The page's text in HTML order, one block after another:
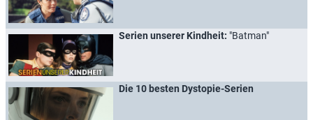
Serien unserer Kindheit: "Batman"
Die 10 besten Dystopie-Serien